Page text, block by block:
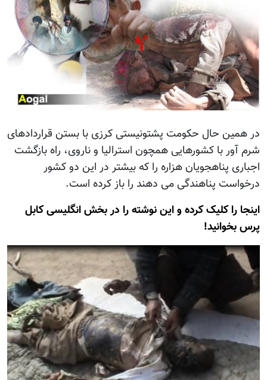
در همین حال حکومت پشتونیستی کرزی با بستن قراردادهای
شرم آور با کشورهایی همچون استرالیا و ناروی، راه بازگشت
اجباری پناهجویان هزاره را که بیشتر در این دو کشور
درخواست پناهندگی می دهند را باز کرده است.
اینجا را کلیک کرده و این نوشته را در بخش انگلیسی کابل
پرس بخوانید!